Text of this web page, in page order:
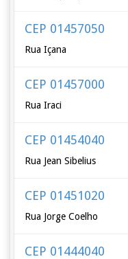
CEP 01457050
Rua Içana
CEP 01457000
Rua Iraci
CEP 01454040
Rua Jean Sibelius
CEP 01451020
Rua Jorge Coelho
CEP 01444040